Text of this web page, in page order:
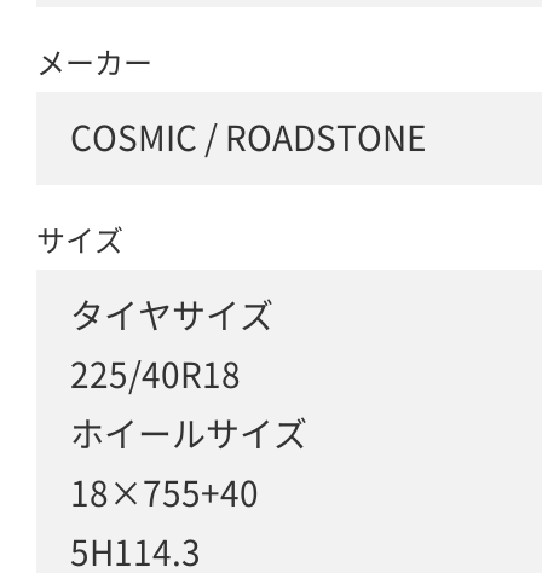
メーカー
COSMIC / ROADSTONE
サイズ
タイヤサイズ
225/40R18
ホイールサイズ
18×755+40
5H114.3